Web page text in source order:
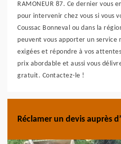
RAMONEUR 87. Ce dernier vous
pour intervenir chez vous si vous
Coussac Bonneval ou dans la
peuvent vous apporter un service
exigées et répondre à vos
prix abordable et aussi vous
gratuit. Contactez-le !
Réclamer un devis auprès